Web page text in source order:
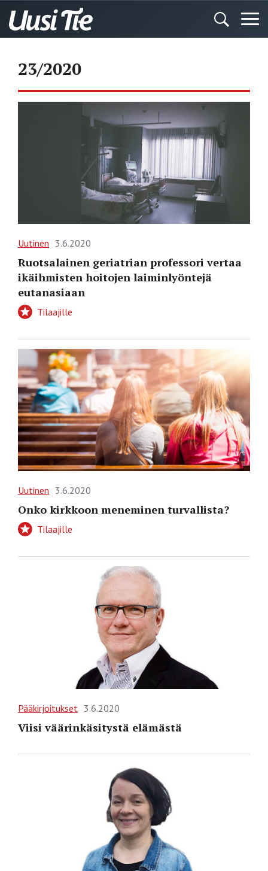
23/2020
Uutinen 3.6.2020
Ruotsalainen geriatrian professori vertaa
ikäihmisten hoitojen laiminlyöntejä
eutanasiaan
Tilaajille
Uutinen 3.6.2020
Onko kirkkoon meneminen turvallista?
Tilaajille
Pääkirjoitukset 3.6.2020
Viisi väärinkäsitystä elämästä